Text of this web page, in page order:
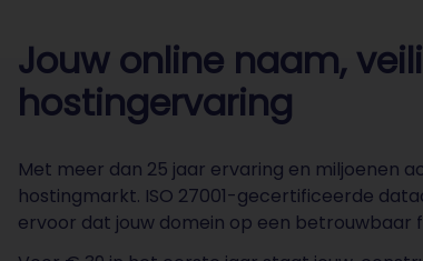
Jouw online naam,
hostingervaring
Met meer dan 25 jaar ervaring en miljoenen
hostingmarkt. ISO 27001-gecertificeerde
ervoor dat jouw domein op een betrouwbaar